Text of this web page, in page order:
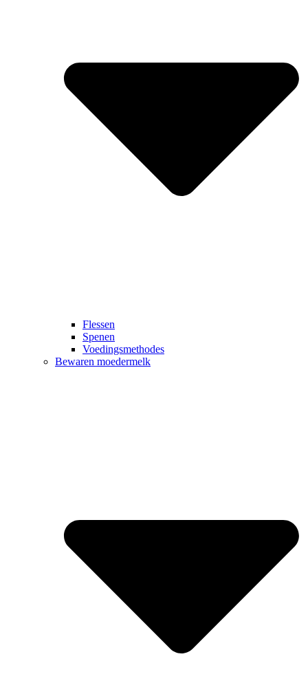
Flessen
Spenen
Voedingsmethodes
Bewaren moedermelk